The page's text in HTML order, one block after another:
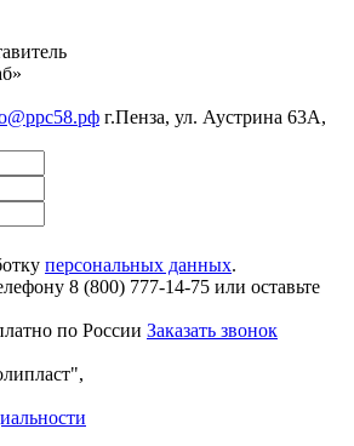
г.Пенза, ул. Аустрина 63А,
персональных данных.
8 (800) 777-14-75 или оставьте
по России Заказать звонок